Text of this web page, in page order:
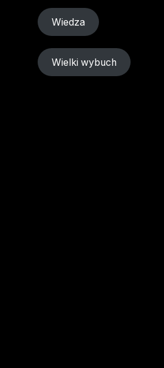
Wiedza
Wielki wybuch